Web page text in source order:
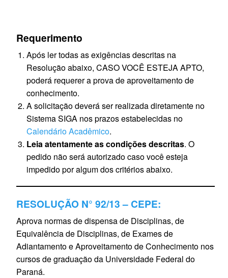
Requerimento
Após ler todas as exigências descritas na
Resolução abaixo, CASO VOCÊ ESTEJA APTO,
poderá requerer a prova de aproveitamento de
conhecimento.
A solicitação deverá ser realizada diretamente no
Sistema SIGA nos prazos estabelecidas no
Calendário Acadêmico.
Leia atentamente as condições descritas. O
pedido não será autorizado caso você esteja
impedido por algum dos critérios abaixo.
RESOLUÇÃO N° 92/13 – CEPE:
Aprova normas de dispensa de Disciplinas, de
Equivalência de Disciplinas, de Exames de
Adiantamento e Aproveitamento de Conhecimento nos
cursos de graduação da Universidade Federal do
Paraná.